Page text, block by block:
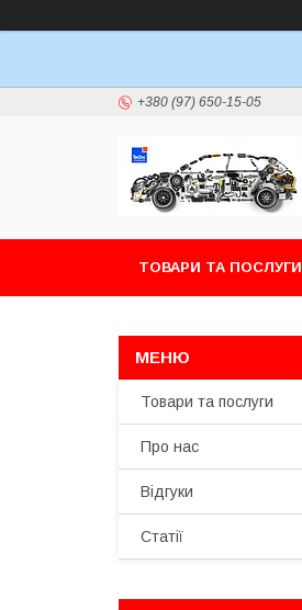
+380 (97) 650-15-05
ТОВАРИ ТА ПОСЛУГИ
Товари та послуги
Про нас
Відгуки
Статії